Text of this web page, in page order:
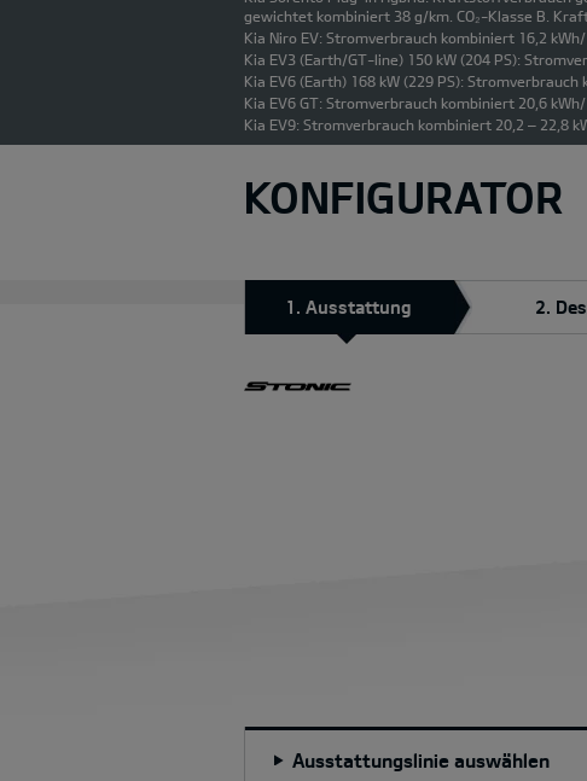
gewichtet kombiniert 38 g/km. CO₂-Klasse B.
Kia Niro EV: Stromverbrauch kombiniert 16,2
Kia EV3 (Earth/GT-line) 150 kW (204 PS):
Kia EV6 (Earth) 168 kW (229 PS):
Kia EV6 GT: Stromverbrauch kombiniert 20,6
Kia EV9: Stromverbrauch kombiniert 20,2 – 22,8
KONFIGURATOR
1. Ausstattung 2.
Ausstattungslinie auswählen